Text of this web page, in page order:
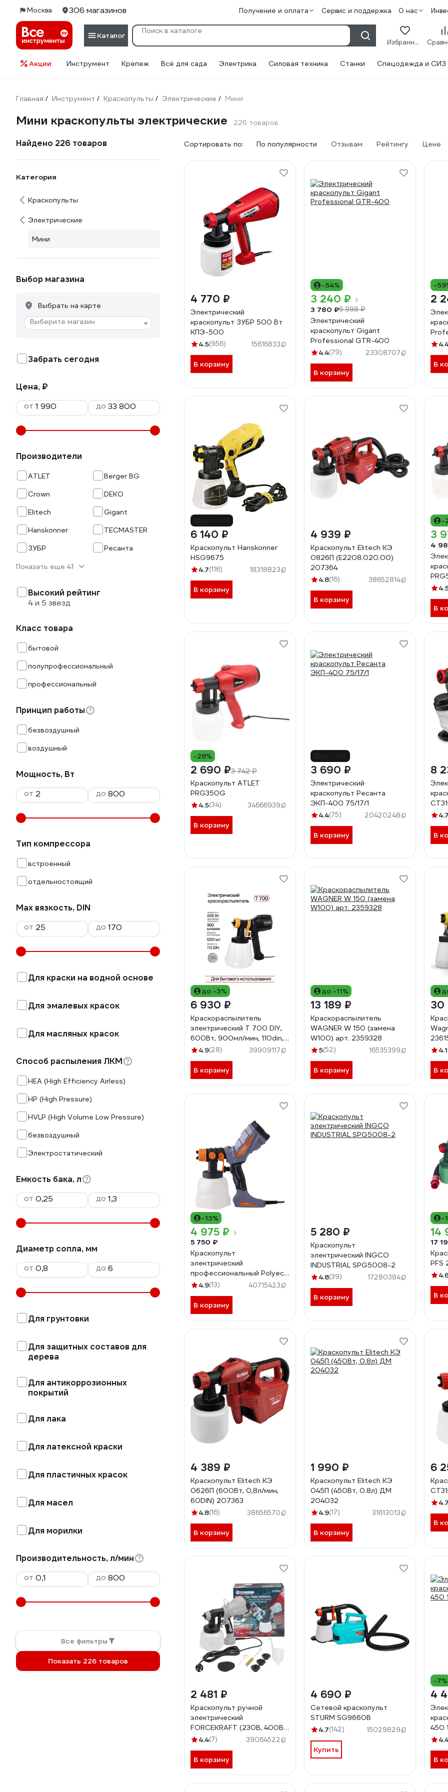
Москва 306 магазинов Получение и оплата Сервис и поддержка О нас
Каталог
Избранное
Акции Инструмент Крепеж Всё для сада Электрика Силовая техника Станки Спецодежда и СИЗ
Главная / Инструмент / Краскопульты / Электрические / Мини
Мини краскопульты электрические 226 товаров
Найдено 226 товаров
Категория
Краскопульты
Электрические
Мини
Выбор магазина
Выбрать на карте
Выберите магазин
Забрать сегодня
Цена, ₽
от
до
Производители
ATLET
Berger BG
Crown
DEKO
Elitech
Gigant
Hanskonner
TECMASTER
ЗУБР
Ресанта
Показать еще 41
Высокий рейтинг
4 и 5 звезд
Класс товара
бытовой
полупрофессиональный
профессиональный
Принцип работы
безвоздушный
воздушный
Мощность, Вт
от
до
Тип компрессора
встроенный
отдельностоящий
Max вязкость, DIN
от
до
Для краски на водной основе
Для эмалевых красок
Для масляных красок
Способ распыления ЛКМ
HEA (High Efficiency Airless)
HP (High Pressure)
HVLP (High Volume Low Pressure)
безвоздушный
Электростатический
Емкость бака, л
от
до
Диаметр сопла, мм
от
до
Для грунтовки
Для защитных составов для
дерева
Для антикоррозионных
покрытий
Для лака
Для латексной краски
Для пластичных красок
Для масел
Для морилки
Производительность, л/мин
от
до
Все фильтры
Показать 226 товаров
Сортировать по: По популярности Отзывам Рейтингу Цене
4 770 ₽
Электрический
краскопульт ЗУБР 500 Вт
КПЭ-500
4.5(956) 15616833
В корзину
-54%
3 240 ₽
3 780 ₽6 998 ₽
Электрический
краскопульт Gigant
Professional GTR-400
4.4(79) 23308707
В корзину
-
2
В
6 140 ₽
Краскопульт Hanskonner
HSG9675
4.7(116) 18318823
В корзину
4 939 ₽
Краскопульт Elitech КЭ
0826П (E2208.020.00)
207364
4.8(16) 38652814
В корзину
-
3
4
В
-28%
2 690 ₽3 742 ₽
Краскопульт ATLET
PRG350G
4.5(34) 34666939
В корзину
3 690 ₽
Электрический
краскопульт Ресанта
ЭКП-400 75/17/1
4.4(75) 20420248
В корзину
8
4.7
В
до -3%
6 930 ₽
Краскораспылитель
электрический T 700 DIY,
600Вт, 900мл/мин, 110din,
TECMASTER арт. 1025700
4.9(28) 39909117
В корзину
до -11%
13 189 ₽
Краскораспылитель
WAGNER W 150 (замена
W100) арт. 2359328
5(52) 16535399
В корзину
30
4.1
В
-13%
4 975 ₽
5 750 ₽
Краскопульт
электрический
профессиональный Polyecs
P-90
4.9(13) 40715423
В корзину
5 280 ₽
Краскопульт
электрический INGCO
INDUSTRIAL SPG5008-2
4.8(39) 17280384
В корзину
-
14
17
В
4 389 ₽
Краскопульт Elitech КЭ
0626П (600Вт, 0,8л/мин,
60DIN) 207363
4.8(16) 38656570
В корзину
1 990 ₽
Краскопульт Elitech КЭ
045П (450Вт, 0.8л) ДМ
204032
4.9(17) 31613013
В корзину
6
4.7
В
2 481 ₽
Краскопульт ручной
электрический
FORCEKRAFT (230В, 400Вт,
объем бачка 1л,
мин) FK-SG100-
640H(65060)
4.4(7) 39064522
В корзину
4 690 ₽
Сетевой краскопульт
STURM SG9660B
4.7(142) 15029829
Купить
-7%
4
450
В